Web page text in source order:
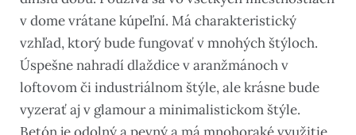
v dome vrátane kúpeľní. Má charakteristický
vzhľad, ktorý bude fungovať v mnohých štýloch.
Úspešne nahradí dlaždice v aranžmánoch v
loftovom či industriálnom štýle, ale krásne bude
vyzerať aj v glamour a minimalistickom štýle.